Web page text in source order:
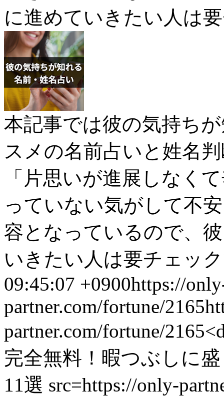
に進めていきたい人は
本記事では彼の気持ち
スメの名前占いと姓名
「片思いが進展しなく
っていない気がして不
容となっているので、
いきたい人は要チェッ
09:45:07 +0900https://
partner.com/fortune/2165
partner.com/fortune/2165
完全無料！暇つぶしに
11選 src=https://only-